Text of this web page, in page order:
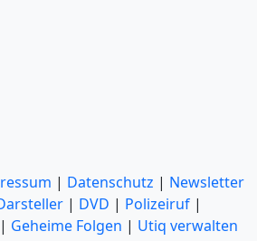
| Datenschutz | Newsletter
| DVD | Polizeiruf |
| Geheime Folgen | Utiq verwalten